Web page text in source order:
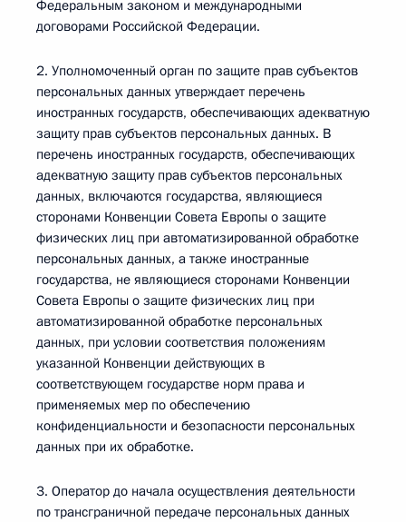
Федеральным законом и международными
договорами Российской Федерации.
2. Уполномоченный орган по защите прав субъектов
персональных данных утверждает перечень
иностранных государств, обеспечивающих адекватную
защиту прав субъектов персональных данных. В
перечень иностранных государств, обеспечивающих
адекватную защиту прав субъектов персональных
данных, включаются государства, являющиеся
сторонами Конвенции Совета Европы о защите
физических лиц при автоматизированной обработке
персональных данных, а также иностранные
государства, не являющиеся сторонами Конвенции
Совета Европы о защите физических лиц при
автоматизированной обработке персональных
данных, при условии соответствия положениям
указанной Конвенции действующих в
соответствующем государстве норм права и
применяемых мер по обеспечению
конфиденциальности и безопасности персональных
данных при их обработке.
3. Оператор до начала осуществления деятельности
по трансграничной передаче персональных данных